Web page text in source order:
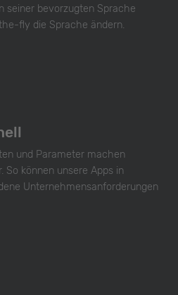
seiner bevorzugten Sprache
fly die Sprache ändern.
und Parameter machen
So können unsere Apps in
Unternehmensanforderungen